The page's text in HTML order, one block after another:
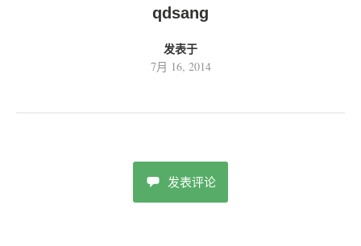
qdsang
发表于
7月 16, 2014
发表评论